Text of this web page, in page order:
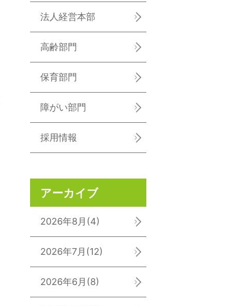
法人経営本部
高齢部門
保育部門
障がい部門
採用情報
アーカイブ
2026年8月 (4)
2026年7月 (12)
2026年6月 (8)